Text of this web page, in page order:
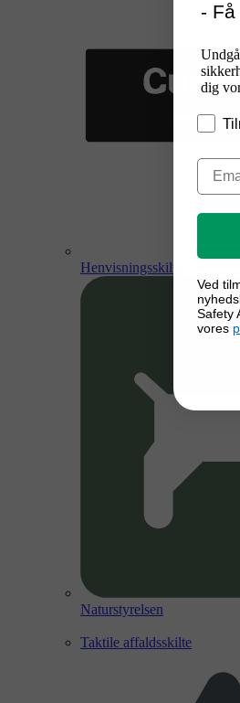
Henvisningsskilte
Naturstyrelsen
Taktile affaldsskilte
-
dig
Ved
Safety
vores